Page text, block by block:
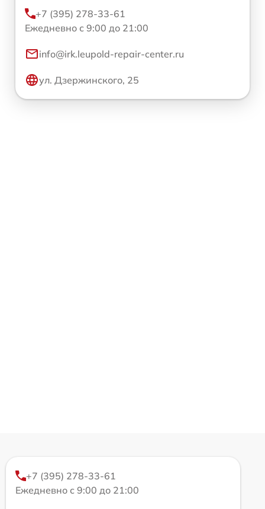
+7 (395) 278-33-61
Ежедневно с 9:00 до 21:00
info@irk.leupold-repair-center.ru
ул. Дзержинского, 25
+7 (395) 278-33-61
Ежедневно с 9:00 до 21:00